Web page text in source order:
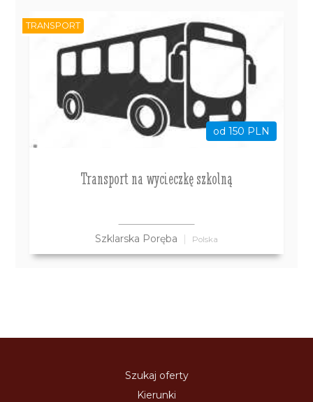
od 150 PLN
Transport na wycieczkę szkolną
Szklarska Poręba Polska
TRANSPORT
Szukaj oferty
Kierunki